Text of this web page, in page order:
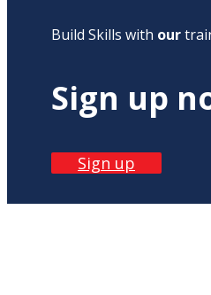
Build Skills with our
Sign up
Sign up